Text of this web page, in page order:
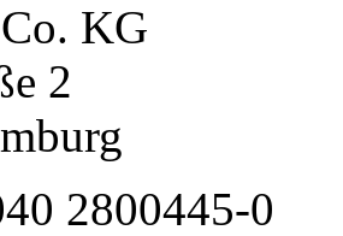
KG
2
2800445-0